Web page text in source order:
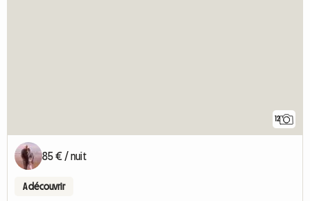
12
85 € / nuit
A découvrir